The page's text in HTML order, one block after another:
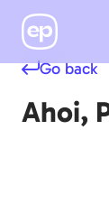
Go back
Ahoi,